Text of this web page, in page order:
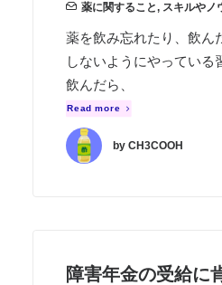
薬に関すること, スキルやノ
薬を飲み忘れたり、飲ん
しないようにやっている
飲んだら、
Read more
by CH3COOH
障害年金の受給に